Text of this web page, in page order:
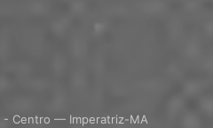
- Centro — Imperatriz-MA